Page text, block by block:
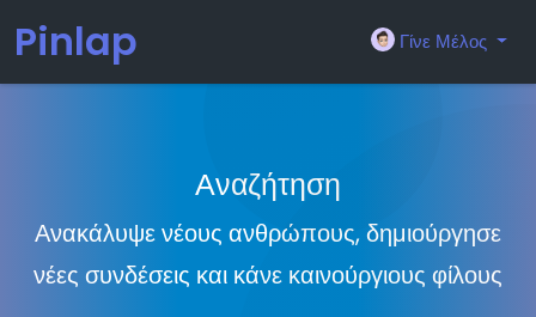
Pinlap Γίνε Μέλος
Αναζήτηση
Ανακάλυψε νέους ανθρώπους, δημιούργησε
νέες συνδέσεις και κάνε καινούργιους φίλους